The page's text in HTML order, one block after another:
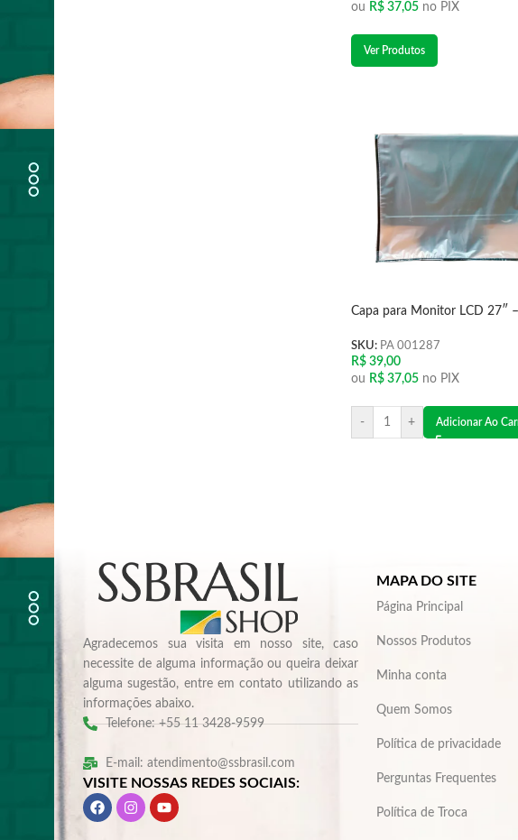
ou R$37,05 no PIX
Ver Produtos
Capa para Monitor LCD 27″
SKU: PA 001287
R$39,00
ou R$37,05 no PIX
- + Adicionar Ao
Agradecemos sua visita em nosso site, caso
necessite de alguma informação ou queira deixar
alguma sugestão, entre em contato utilizando as
informações abaixo.
Telefone: +55 11 3428-9599
E-mail: atendimento@ssbrasil.com
VISITE NOSSAS REDES SOCIAIS:
MAPA DO SITE
Página Principal
Nossos Produtos
Minha conta
Quem Somos
Política de privacidade
Perguntas Frequentes
Política de Troca